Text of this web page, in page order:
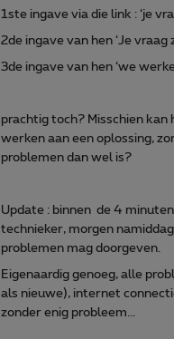
1ste ingave via die link : ‘je
2de ingave van hen ‘Je
3de ingave van hen ‘we
prachtig toch? Misschien
werken aan een oplossing,
problemen dan wel is?
Update : binnen de 4
technieker, morgen
problemen mag doorgeven.
Eigenaardig genoeg, alle
als nieuwe), internet
zonder enig probleem...